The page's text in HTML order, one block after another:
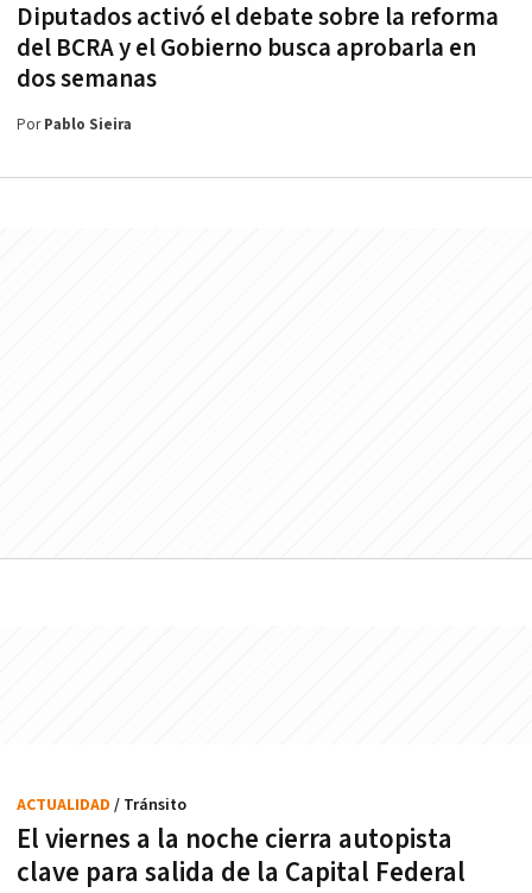
Diputados activó el debate sobre la reforma
del BCRA y el Gobierno busca aprobarla en
dos semanas
PorPablo Sieira
El viernes a la noche cierra autopista
clave para salida de la Capital Federal
ACTUALIDAD / Tránsito